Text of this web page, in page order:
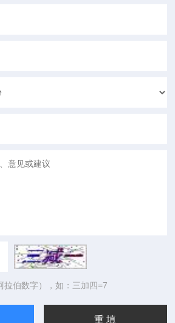
拉伯数字），如：三加四=7